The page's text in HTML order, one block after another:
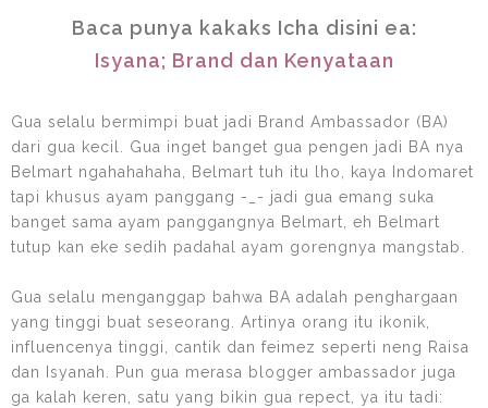
Baca punya kakaks Icha disini ea:
Isyana; Brand dan Kenyataan
Gua selalu bermimpi buat jadi Brand Ambassador (BA)
dari gua kecil. Gua inget banget gua pengen jadi BA nya
Belmart ngahahahaha, Belmart tuh itu lho, kaya Indomaret
tapi khusus ayam panggang -_- jadi gua emang suka
banget sama ayam panggangnya Belmart, eh Belmart
tutup kan eke sedih padahal ayam gorengnya mangstab.
Gua selalu menganggap bahwa BA adalah penghargaan
yang tinggi buat seseorang. Artinya orang itu ikonik,
influencenya tinggi, cantik dan feimez seperti neng Raisa
dan Isyanah. Pun gua merasa blogger ambassador juga
ga kalah keren, satu yang bikin gua repect, ya itu tadi: